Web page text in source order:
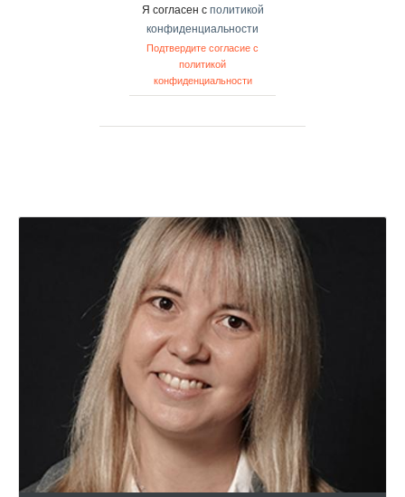
Я согласен с политикой
конфиденциальности
Подтвердите согласие с
политикой
конфиденциальности